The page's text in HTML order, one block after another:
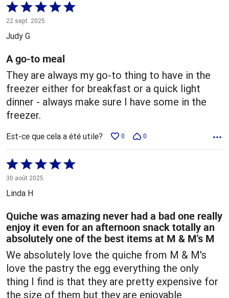
Coté
5 sur
5
22 sept. 2025
Judy G
A go-to meal
They are always my go-to thing to have in the
freezer either for breakfast or a quick light
dinner - always make sure I have some in the
freezer.
Est-ce que cela a été utile? 0 0
Coté
5 sur
5
30 août 2025
Linda H
Quiche was amazing never had a bad one really
enjoy it even for an afternoon snack totally an
absolutely one of the best items at M & M's M
We absolutely love the quiche from M & M's
love the pastry the egg everything the only
thing I find is that they are pretty expensive for
the size of them but they are enjoyable